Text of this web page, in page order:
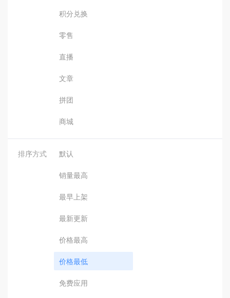
积分兑换
零售
直播
文章
拼团
商城
排序方式 默认
销量最高
最早上架
最新更新
价格最高
价格最低
免费应用